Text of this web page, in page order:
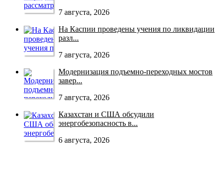
7 августа, 2026
На Каспии проведены учения по ликвидации
разл...
7 августа, 2026
Модернизация подъемно-переходных мостов
завер...
7 августа, 2026
Казахстан и США обсудили
энергобезопасность в...
6 августа, 2026